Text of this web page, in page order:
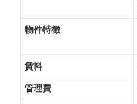
物件特徴
賃料
管理費